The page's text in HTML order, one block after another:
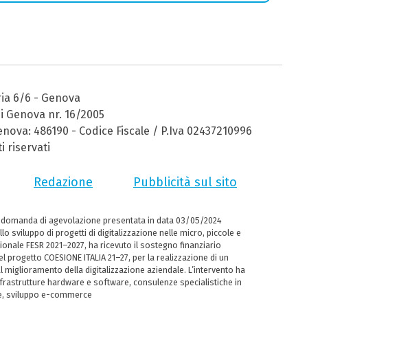
6/6 - Genova
nr. 16/2005
486190 - Codice Fiscale / P.Iva 02437210996
riservati
Redazione Pubblicità sul sito
domanda di agevolazione presentata in data 03/05/2024
sviluppo di progetti di digitalizzazione nelle micro, piccole e
FESR 2021–2027, ha ricevuto il sostegno finanziario
progetto COESIONE ITALIA 21–27, per la realizzazione di un
della digitalizzazione aziendale. L’intervento ha
hardware e software, consulenze specialistiche in
sviluppo e-commerce